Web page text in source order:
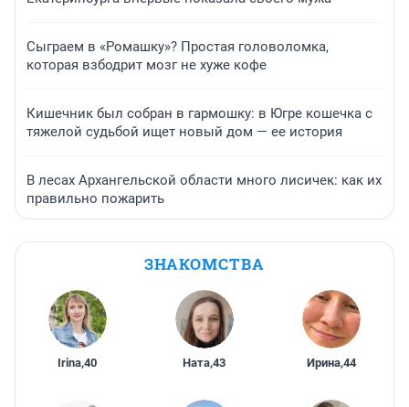
Сыграем в «Ромашку»? Простая головоломка,
которая взбодрит мозг не хуже кофе
Кишечник был собран в гармошку: в Югре кошечка с
тяжелой судьбой ищет новый дом — ее история
В лесах Архангельской области много лисичек: как их
правильно пожарить
ЗНАКОМСТВА
Irina,40 Ната,43 Ирина,44